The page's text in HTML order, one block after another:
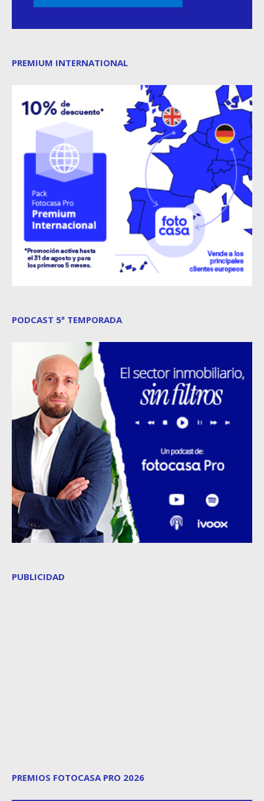
PREMIUM INTERNATIONAL
PODCAST 5ª TEMPORADA
PUBLICIDAD
PREMIOS FOTOCASA PRO 2026